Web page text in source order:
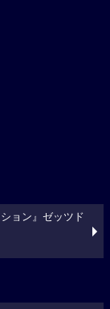
ョン』ゼッツド